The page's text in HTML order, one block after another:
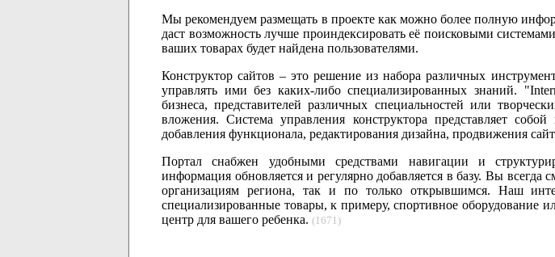
Мы рекомендуем размещать в проекте как можно более полную
даст возможность лучше проиндексировать её поисковыми
ваших товарах будет найдена пользователями.
Конструктор сайтов – это решение из набора различных
управлять ими без каких-либо специализированных знаний.
бизнеса, представителей различных специальностей или
вложения. Система управления конструктора представляет
добавления функционала, редактирования дизайна, продвижения
Портал снабжен удобными средствами навигации и
информация обновляется и регулярно добавляется в базу. Вы
организациям региона, так и по только открывшимся. Наш
специализированные товары, к примеру, спортивное
центр для вашего ребенка. (1671)